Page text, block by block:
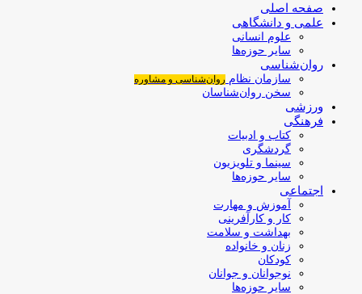
صفحه اصلی
علمی و دانشگاهی
علوم انسانی
سایر حوزه‌ها
روان‌شناسی
سازمان نظام روان‌شناسی و مشاوره
سخن روان‌شناسان
ورزشی
فرهنگی
کتاب و ادبیات
گردشگری
سینما و تلویزیون
سایر حوزه‌ها
اجتماعی
آموزش و مهارت
کار و کارآفرینی
بهداشت و سلامت
زنان و خانواده
کودکان
نوجوانان و جوانان
سایر حوزه‌ها